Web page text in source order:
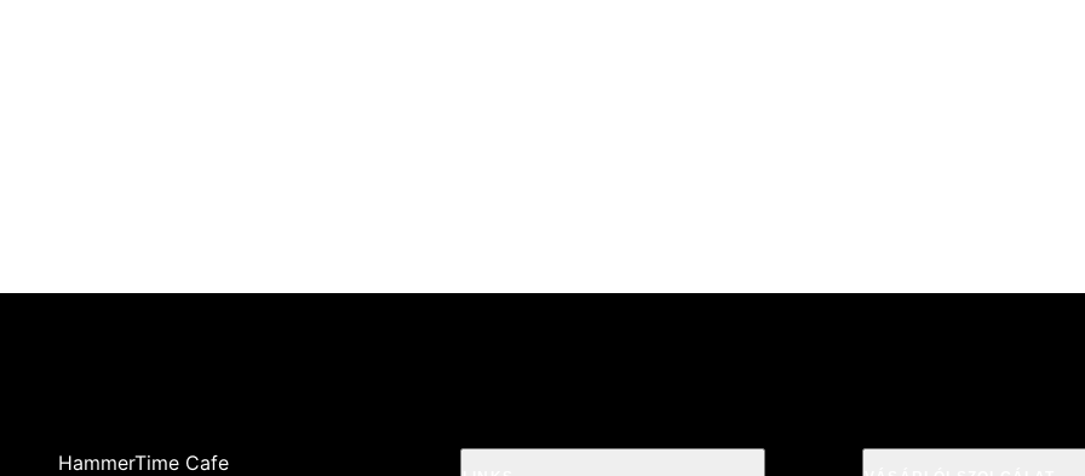
HammerTime Cafe